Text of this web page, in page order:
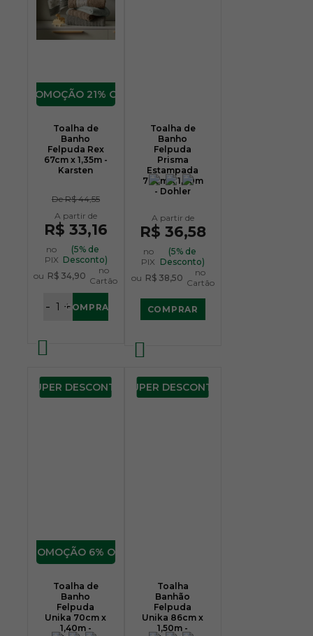
21% OFF
Toalha de
Banho
Felpuda Rex
67cm x 1,35m -
Karsten
DeR$ 44,55
R$ 33,16
no
PIX
(5% de
Desconto)
ou R$ 34,90
no
Cartão
+
- COMPRAR
Toalha de
Banho
Felpuda
Prisma
Estampada
70cm x 1,40m
- Dohler
R$ 36,58
no
PIX
(5% de
Desconto)
ou R$ 38,50
no
Cartão
COMPRAR
SUPER DESCONTO
6% OFF
Toalha de
Banho
Felpuda
Unika 70cm x
1,40m -
SUPER DESCONTO
Toalha
Banhão
Felpuda
Unika 86cm x
1,50m -